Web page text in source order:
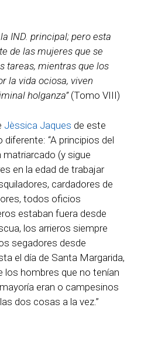
IND. principal; pero esta
de las mujeres que se
tareas, mientras que los
la vida ociosa, viven
holganza”(Tomo VIII)
Jèssica Jaques de este
“A principios del
matriarcado (y sigue
en la edad de trabajar
cardadores de
todos oficios
estaban fuera desde
los arrieros siempre
segadores desde
el día de Santa Margarida,
los hombres que no tenían
eran o campesinos
dos cosas a la vez.”